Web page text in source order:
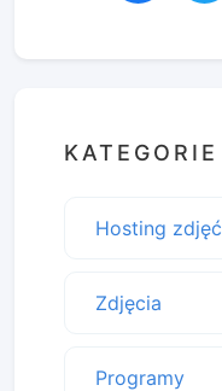
KATEGORIE
Hosting zdjęć
Zdjęcia
Programy